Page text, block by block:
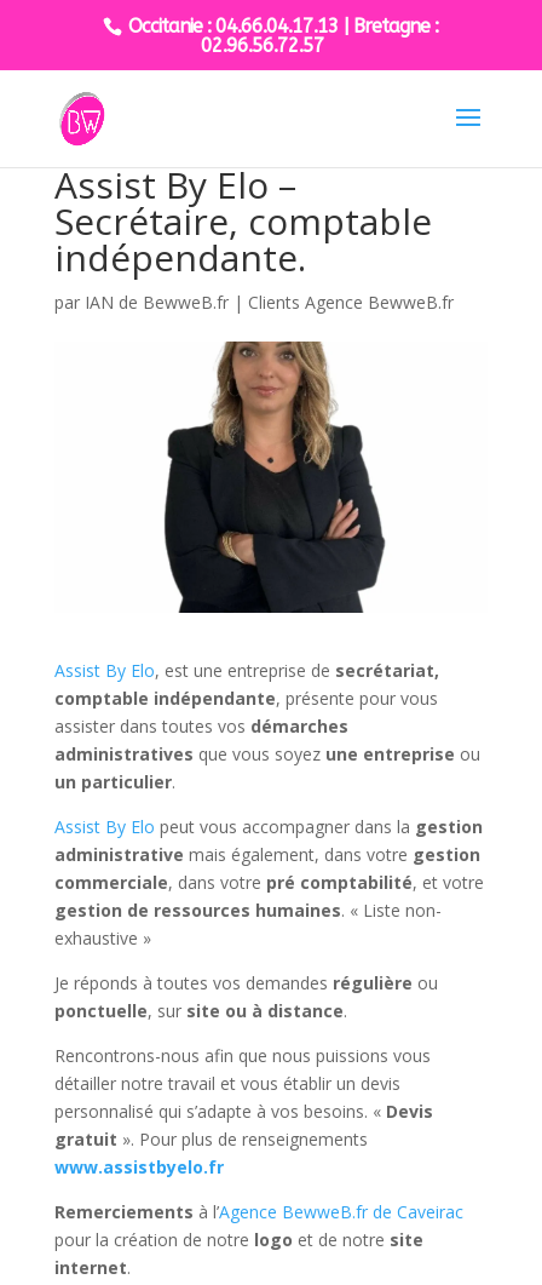
Occitanie : 04.66.04.17.13 | Bretagne :
02.96.56.72.57
Assist By Elo –
Secrétaire, comptable
indépendante.
par IAN de BewweB.fr| Clients Agence BewweB.fr
Assist By Elo, est une entreprise de secrétariat,
comptable indépendante, présente pour vous
assister dans toutes vos démarches
administratives que vous soyez une entreprise ou
un particulier.
Assist By Elo peut vous accompagner dans la gestion
administrative mais également, dans votre gestion
commerciale, dans votre pré comptabilité, et votre
gestion de ressources humaines. « Liste non-
exhaustive »
Je réponds à toutes vos demandes régulière ou
ponctuelle, sur site ou à distance.
Rencontrons-nous afin que nous puissions vous
détailler notre travail et vous établir un devis
personnalisé qui s’adapte à vos besoins. « Devis
gratuit ». Pour plus de renseignements
www.assistbyelo.fr
Remerciements à l’Agence BewweB.fr de Caveirac
pour la création de notre logo et de notre site
internet.